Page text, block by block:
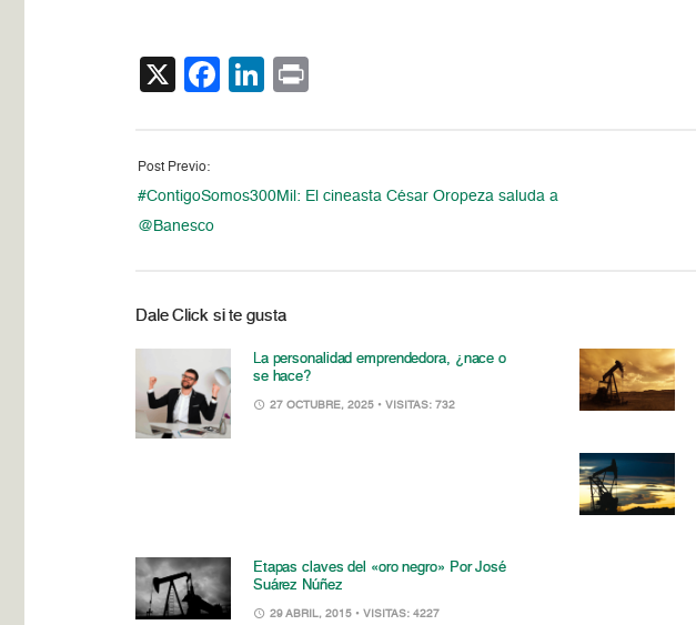
X Facebook
LinkedIn
Post Previo:
#ContigoSomos300Mil: El cineasta César Oropeza saluda a
@Banesco
Dale Click si te gusta
La personalidad emprendedora, ¿nace o
se hace?
27 OCTUBRE, 2025 • VISITAS: 732
Etapas claves del «oro negro» Por José
Suárez Núñez
29 ABRIL, 2015 • VISITAS: 4227